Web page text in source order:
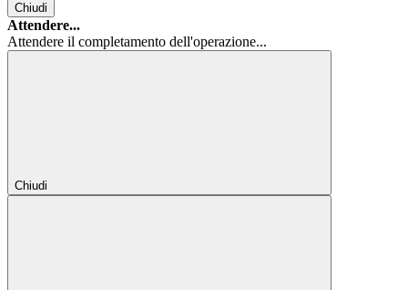
Chiudi
Attendere...
Attendere il completamento dell'operazione...
Chiudi